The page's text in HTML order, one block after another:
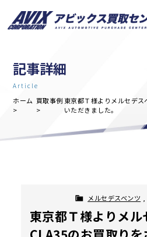
記事詳細
Article
ホーム 買取事例 東京都Ｔ様よりメルセデ
いただきました。
メルセデスベンツ
東京都Ｔ様よりメル